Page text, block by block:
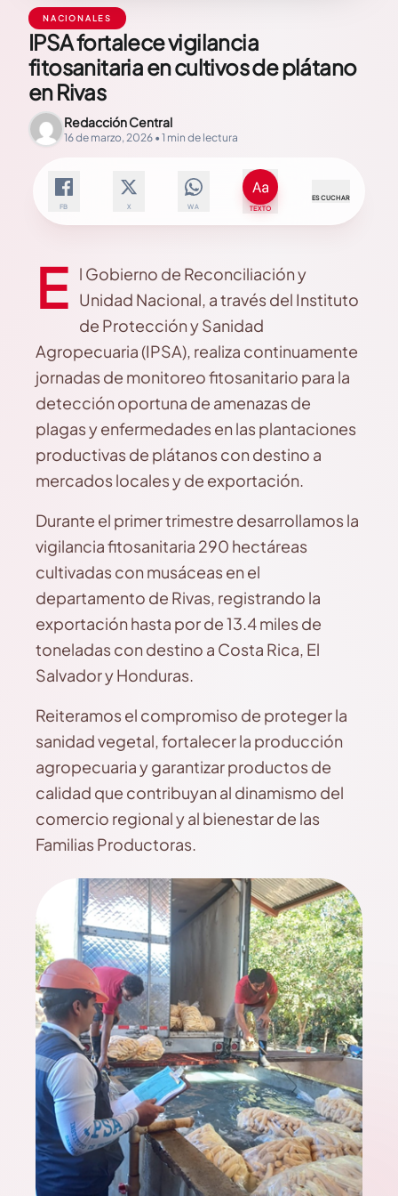
NACIONALES
IPSA fortalece vigilancia
fitosanitaria en cultivos de plátano
en Rivas
Redacción Central
16 de marzo, 2026 • 1 min de lectura
FB X WA TEXTO
ESCUCHAR
E l Gobierno de Reconciliación y
Unidad Nacional, a través del Instituto
de Protección y Sanidad
Agropecuaria (IPSA), realiza continuamente
jornadas de monitoreo fitosanitario para la
detección oportuna de amenazas de
plagas y enfermedades en las plantaciones
productivas de plátanos con destino a
mercados locales y de exportación.
Durante el primer trimestre desarrollamos la
vigilancia fitosanitaria 290 hectáreas
cultivadas con musáceas en el
departamento de Rivas, registrando la
exportación hasta por de 13.4 miles de
toneladas con destino a Costa Rica, El
Salvador y Honduras.
Reiteramos el compromiso de proteger la
sanidad vegetal, fortalecer la producción
agropecuaria y garantizar productos de
calidad que contribuyan al dinamismo del
comercio regional y al bienestar de las
Familias Productoras.